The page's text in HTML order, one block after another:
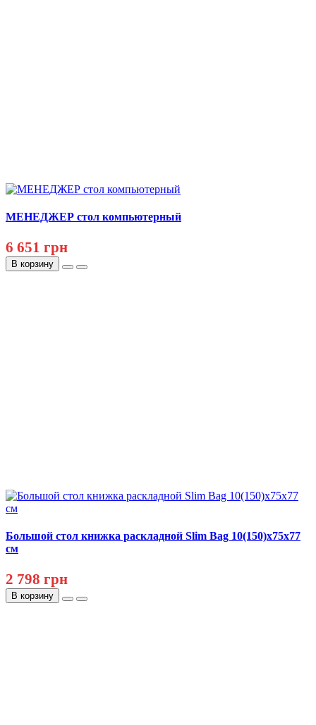
МЕНЕДЖЕР стол компьютерный
6 651 грн
В корзину
Большой стол книжка раскладной Slim Bag 10(150)x75x77
см
2 798 грн
В корзину